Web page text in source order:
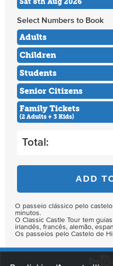
Select Numbers to Book
Adults
Children
Students
Senior Citizens
Family Tickets
(2 Adults + 3 Kids)
Total:
ADD
O passeio clássico pelo
minutos.
O Classic Castle Tour tem
irlandês, francês, alemão,
Os passeios pelo Castelo de